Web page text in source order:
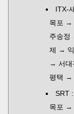
ITX-
목포
주송
제 →
→ 서
평택 →
SRT :
목포 →